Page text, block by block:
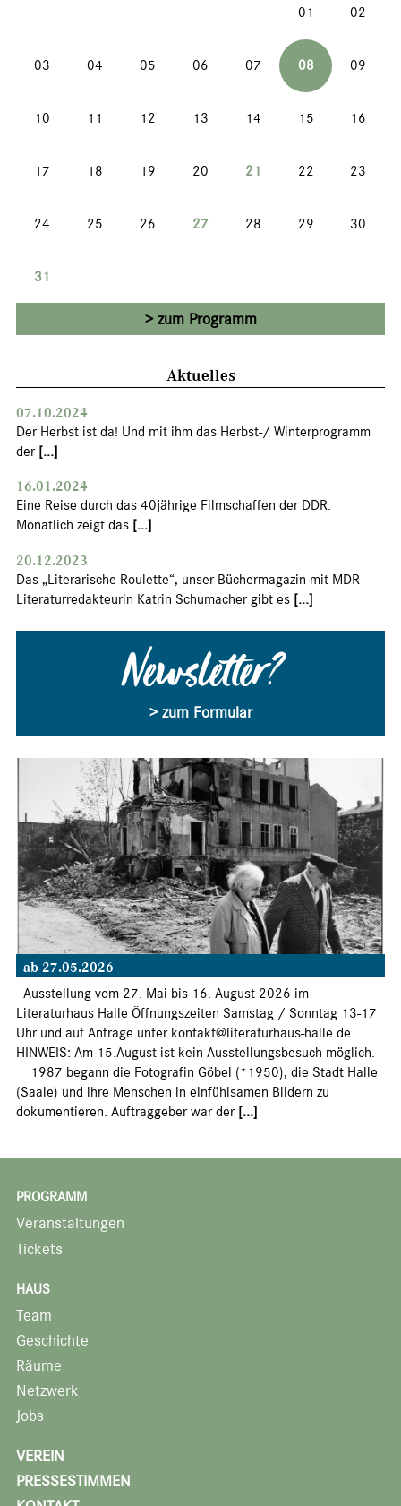
01 02
03 04 05 06 07 08 09
10 11 12 13 14 15 16
17 18 19 20 21 22 23
24 25 26 27 28 29 30
31
zum Programm
Aktuelles
07.10.2024
Der Herbst ist da! Und mit ihm das Herbst-/ Winterprogramm
der [...]
16.01.2024
Eine Reise durch das 40jährige Filmschaffen der DDR.
Monatlich zeigt das [...]
20.12.2023
Das „Literarische Roulette“, unser Büchermagazin mit MDR-
Literaturredakteurin Katrin Schumacher gibt es [...]
Newsletter?
> zum Formular
ab 27.05.2026
Ausstellung vom 27. Mai bis 16. August 2026 im
Literaturhaus Halle Öffnungszeiten Samstag / Sonntag 13-17
Uhr und auf Anfrage unter kontakt@literaturhaus-halle.de
HINWEIS: Am 15.August ist kein Ausstellungsbesuch möglich.
1987 begann die Fotografin Göbel (*1950), die Stadt Halle
(Saale) und ihre Menschen in einfühlsamen Bildern zu
dokumentieren. Auftraggeber war der [...]
PROGRAMM
Veranstaltungen
Tickets
HAUS
Team
Geschichte
Räume
Netzwerk
Jobs
VEREIN
PRESSESTIMMEN